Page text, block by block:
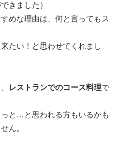
きました）
めな理由は、何と言ってもス
たい！と思わせてくれまし
レストランでのコース料理で
と…と思われる方もいるかも
ん。